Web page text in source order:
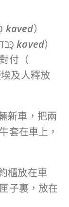
kaved）
心，像埃及人和法老硬著（כָּבַדkaved）
付（
及人釋放
新車，把兩
套在車上，
櫃放在車
子裏，放在